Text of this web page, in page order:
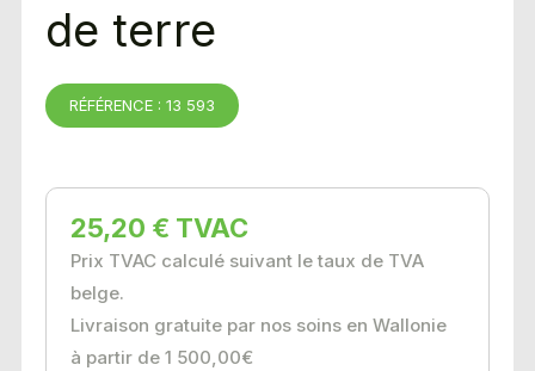
de terre
RÉFÉRENCE : 13 593
25,20 € TVAC
Prix TVAC calculé suivant le taux de TVA
belge.
Livraison gratuite par nos soins en Wallonie
à partir de 1 500,00€